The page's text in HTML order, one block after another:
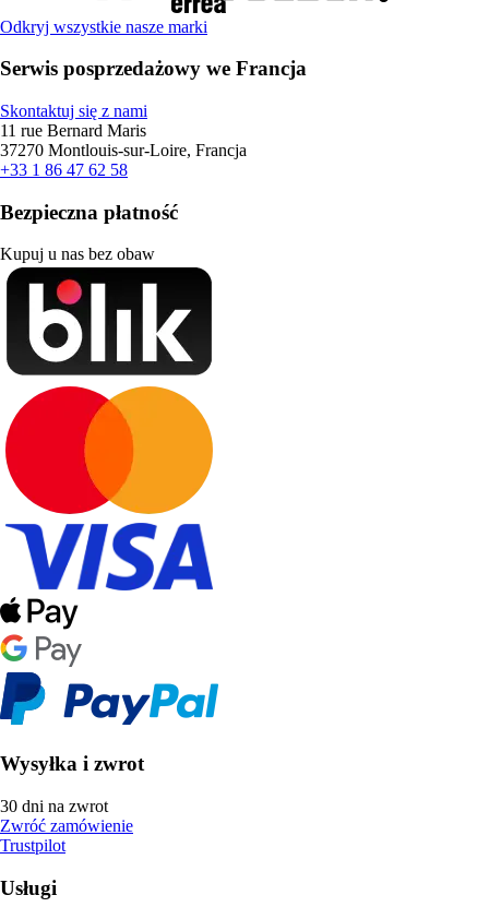
Odkryj wszystkie nasze marki
Serwis posprzedażowy we Francja
Skontaktuj się z nami
11 rue Bernard Maris
37270 Montlouis-sur-Loire, Francja
+33 1 86 47 62 58
Bezpieczna płatność
Kupuj u nas bez obaw
Wysyłka i zwrot
30 dni na zwrot
Zwróć zamówienie
Trustpilot
Usługi